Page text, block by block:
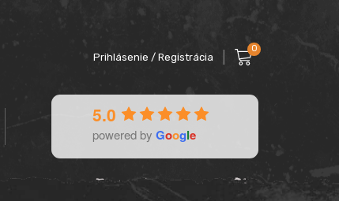
Prihlásenie / Registrácia
0
5.0
powered by Google